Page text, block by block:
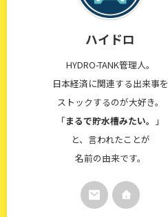
ハイドロ
HYDRO-TANK管理人。
日本経済に関連する出来事を
ストックするのが大好き。
「まるで貯水槽みたい。
」
と、言われたことが
名前の由来です。